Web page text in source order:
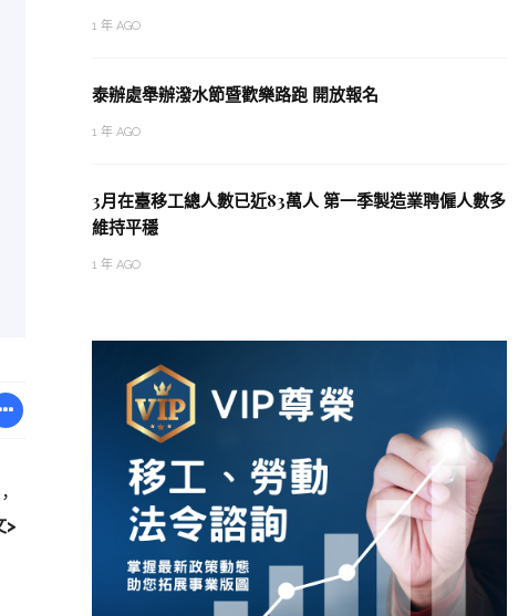
>
1 年 AGO
泰辦處舉辦潑水節暨歡樂路跑 開放報名
1 年 AGO
3月在臺移工總人數已近83萬人 第一季製造業聘僱人數多
維持平穩
1 年 AGO